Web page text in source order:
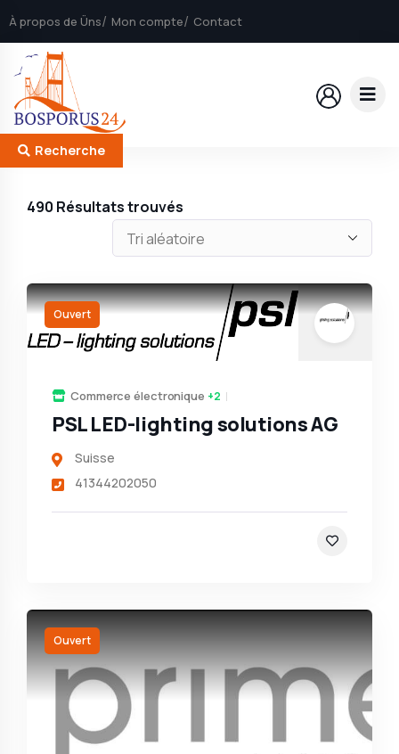
À propos de Üns Mon compte Contact
Recherche
490 Résultats trouvés
Ouvert
Commerce électronique +2
PSL LED-lighting solutions AG
Suisse
41344202050
Ouvert